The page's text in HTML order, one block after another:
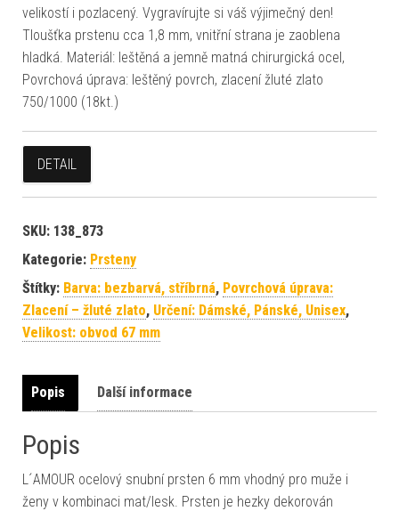
velikostí i pozlacený. Vygravírujte si váš výjimečný den!
Tloušťka prstenu cca 1,8 mm, vnitřní strana je zaoblena
hladká. Materiál: leštěná a jemně matná chirurgická ocel,
Povrchová úprava: leštěný povrch, zlacení žluté zlato
750/1000 (18kt.)
DETAIL
SKU: 138_873
Kategorie: Prsteny
Štítky: Barva: bezbarvá, stříbrná, Povrchová úprava:
Zlacení – žluté zlato, Určení: Dámské, Pánské, Unisex,
Velikost: obvod 67 mm
Popis Další informace
Popis
L´AMOUR ocelový snubní prsten 6 mm vhodný pro muže i
ženy v kombinaci mat/lesk. Prsten je hezky dekorován